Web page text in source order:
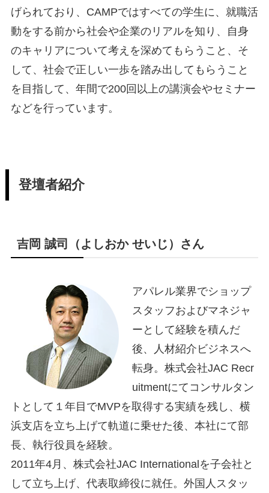
げられており、CAMPではすべての学生に、就職活
動をする前から社会や企業のリアルを知り、自身
のキャリアについて考えを深めてもらうこと、そ
して、社会で正しい一歩を踏み出してもらうこと
を目指して、年間で200回以上の講演会やセミナー
などを行っています。
登壇者紹介
吉岡 誠司（よしおか せいじ）さん
アパレル業界でショップ
スタッフおよびマネジャ
ーとして経験を積んだ
後、人材紹介ビジネスへ
転身。株式会社JAC Recr
uitmentにてコンサルタン
トとして１年目でMVPを取得する実績を残し、横
浜支店を立ち上げて軌道に乗せた後、本社にて部
長、執行役員を経験。
2011年4月、株式会社JAC Internationalを子会社と
して立ち上げ、代表取締役に就任。外国人スタッ